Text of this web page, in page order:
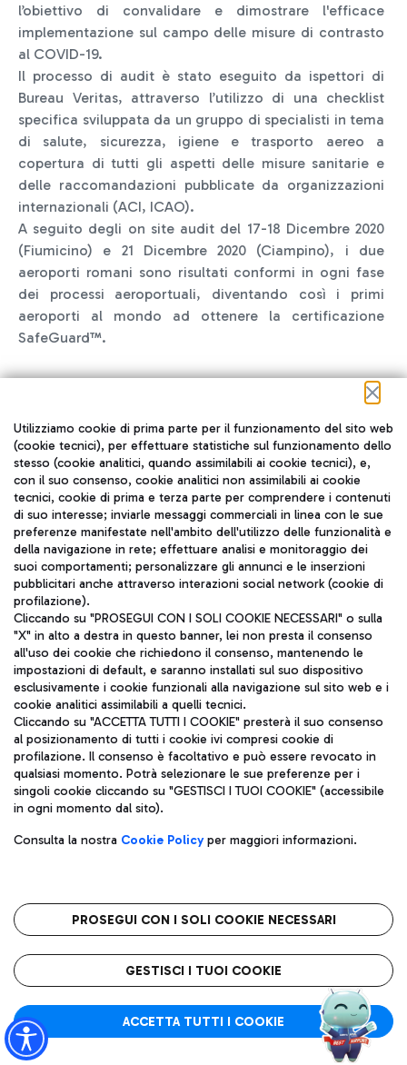
l’obiettivo di convalidare e dimostrare l'efficace
implementazione sul campo delle misure di contrasto
al COVID-19.
Il processo di audit è stato eseguito da ispettori di
Bureau Veritas, attraverso l’utilizzo di una checklist
specifica sviluppata da un gruppo di specialisti in tema
di salute, sicurezza, igiene e trasporto aereo a
copertura di tutti gli aspetti delle misure sanitarie e
delle raccomandazioni pubblicate da organizzazioni
internazionali (ACI, ICAO).
A seguito degli on site audit del 17-18 Dicembre 2020
(Fiumicino) e 21 Dicembre 2020 (Ciampino), i due
aeroporti romani sono risultati conformi in ogni fase
dei processi aeroportuali, diventando così i primi
aeroporti al mondo ad ottenere la certificazione
SafeGuard™.
COVID-19 SKYTRAX AIRPORT RATING
Ente che ha assegnato il premio: SKYTRAX
Anno di riferimento: 2020
Skytrax è un'organizzazione di ricerca sul trasporto
aereo internazionale con sede nel Regno Unito che
fornisce una classifica delle prestazioni e un
benchmarking nel settore aereo e aeroportuale.
In seguito alla pandemia da COVID-19, la società
biolumiscenza sulle superfici in cui si evidenzia la
presenza dell’adenosina trifosfato; a seconda dei livelli
di ATP riscontrati, i test risultano superati, falliti o da
monitorare).
Nell'ispezione e nella relativa valutazione del rating, in
cui Skytrax segue i livelli di Best Practice dell'OMS
(Organizzazione Mondiale della
Utilizziamo cookie di prima parte per il funzionamento del sito web
(cookie tecnici), per effettuare statistiche sul funzionamento dello
stesso (cookie analitici, quando assimilabili ai cookie tecnici), e,
con il suo consenso, cookie analitici non assimilabili ai cookie
tecnici, cookie di prima e terza parte per comprendere i contenuti
di suo interesse; inviarle messaggi commerciali in linea con le sue
preferenze manifestate nell'ambito dell'utilizzo delle funzionalità e
della navigazione in rete; effettuare analisi e monitoraggio dei
suoi comportamenti; personalizzare gli annunci e le inserzioni
pubblicitari anche attraverso interazioni social network (cookie di
profilazione).
Cliccando su "PROSEGUI CON I SOLI COOKIE NECESSARI" o sulla
"X" in alto a destra in questo banner, lei non presta il consenso
all'uso dei cookie che richiedono il consenso, mantenendo le
impostazioni di default, e saranno installati sul suo dispositivo
esclusivamente i cookie funzionali alla navigazione sul sito web e i
cookie analitici assimilabili a quelli tecnici.
Cliccando su "ACCETTA TUTTI I COOKIE" presterà il suo consenso
al posizionamento di tutti i cookie ivi compresi cookie di
profilazione. Il consenso è facoltativo e può essere revocato in
qualsiasi momento. Potrà selezionare le sue preferenze per i
singoli cookie cliccando su "GESTISCI I TUOI COOKIE" (accessibile
in ogni momento dal sito).
Consulta la nostra Cookie Policyper maggiori informazioni.
PROSEGUI CON I SOLI COOKIE NECESSARI
GESTISCI I TUOI COOKIE
ACCETTA TUTTI I COOKIE